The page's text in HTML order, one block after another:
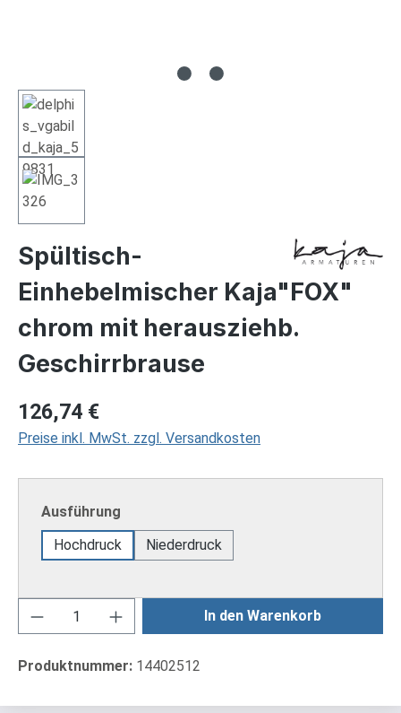
Spültisch-
Einhebelmischer Kaja"FOX"
chrom mit herausziehb.
Geschirrbrause
Regulärer Preis:
126,74 €
Preise inkl. MwSt. zzgl. Versandkosten
Ausführung
Hochdruck
Niederdruck
Produkt Anzahl: Gib den gewünschten
In den Warenkorb
Produktnummer: 14402512